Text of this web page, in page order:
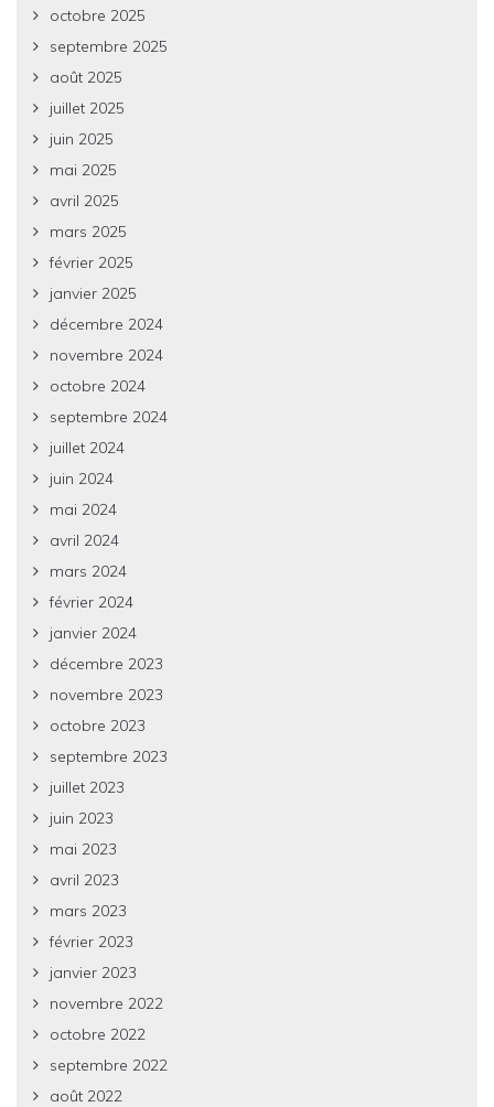
octobre 2025
septembre 2025
août 2025
juillet 2025
juin 2025
mai 2025
avril 2025
mars 2025
février 2025
janvier 2025
décembre 2024
novembre 2024
octobre 2024
septembre 2024
juillet 2024
juin 2024
mai 2024
avril 2024
mars 2024
février 2024
janvier 2024
décembre 2023
novembre 2023
octobre 2023
septembre 2023
juillet 2023
juin 2023
mai 2023
avril 2023
mars 2023
février 2023
janvier 2023
novembre 2022
octobre 2022
septembre 2022
août 2022